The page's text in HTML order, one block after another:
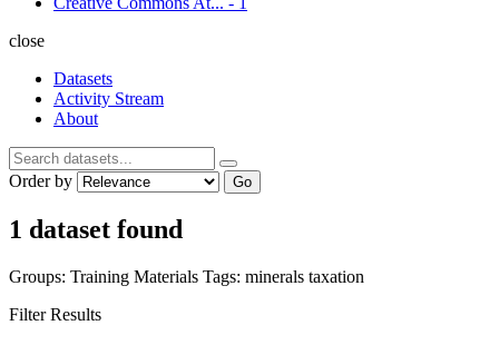
close
Datasets
Activity Stream
About
Order by Go
1 dataset found
Groups: Training Materials Tags: minerals taxation
Filter Results